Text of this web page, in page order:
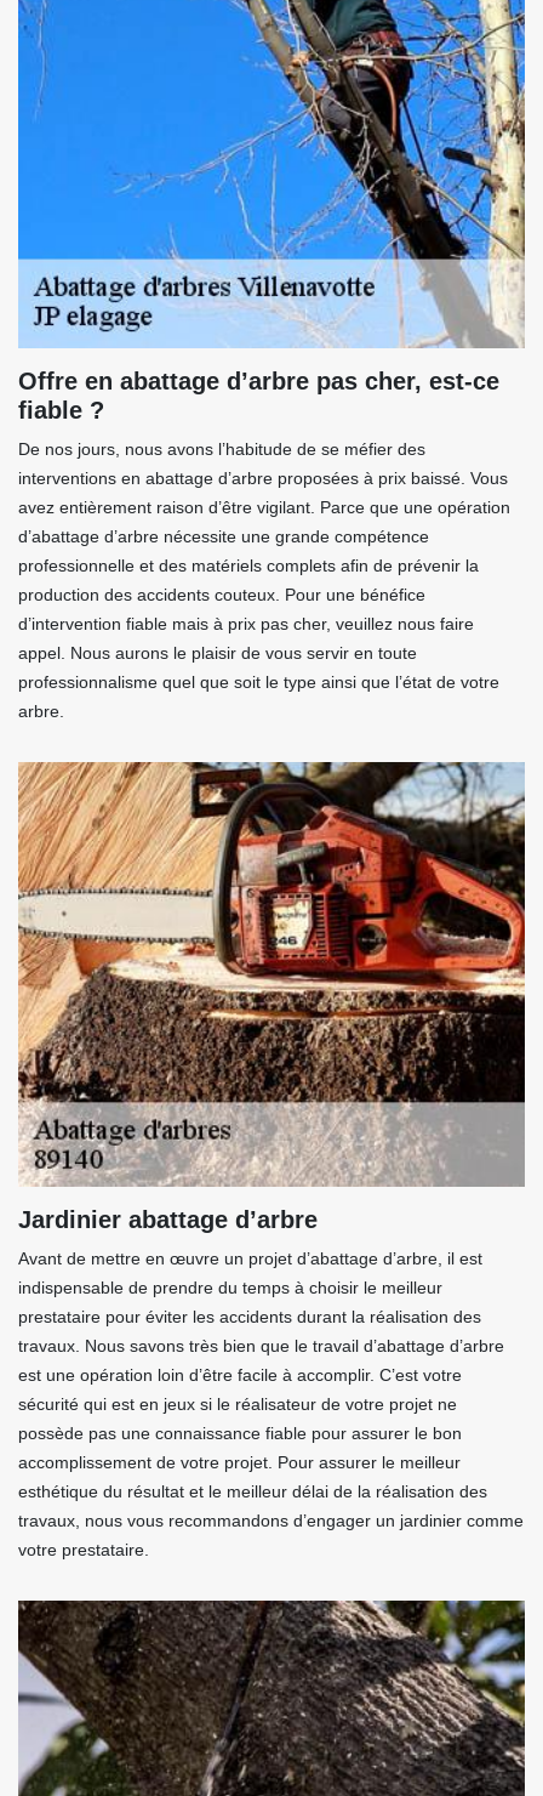
Offre en abattage d’arbre pas cher, est-ce
fiable ?
De nos jours, nous avons l’habitude de se méfier des
interventions en abattage d’arbre proposées à prix baissé. Vous
avez entièrement raison d’être vigilant. Parce que une opération
d’abattage d’arbre nécessite une grande compétence
professionnelle et des matériels complets afin de prévenir la
production des accidents couteux. Pour une bénéfice
d’intervention fiable mais à prix pas cher, veuillez nous faire
appel. Nous aurons le plaisir de vous servir en toute
professionnalisme quel que soit le type ainsi que l’état de votre
arbre.
Jardinier abattage d’arbre
Avant de mettre en œuvre un projet d’abattage d’arbre, il est
indispensable de prendre du temps à choisir le meilleur
prestataire pour éviter les accidents durant la réalisation des
travaux. Nous savons très bien que le travail d’abattage d’arbre
est une opération loin d’être facile à accomplir. C’est votre
sécurité qui est en jeux si le réalisateur de votre projet ne
possède pas une connaissance fiable pour assurer le bon
accomplissement de votre projet. Pour assurer le meilleur
esthétique du résultat et le meilleur délai de la réalisation des
travaux, nous vous recommandons d’engager un jardinier comme
votre prestataire.